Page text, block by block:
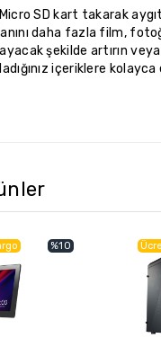
SD kart takarak
daha fazla film,
şekilde artırın
içeriklere kolayca
%10